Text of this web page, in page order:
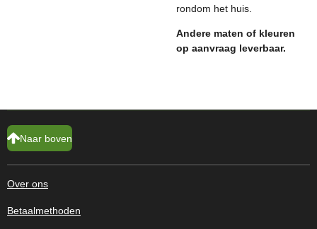
rondom het huis.
Andere maten of kleuren
op aanvraag leverbaar.
Naar boven
Over ons
Betaalmethoden